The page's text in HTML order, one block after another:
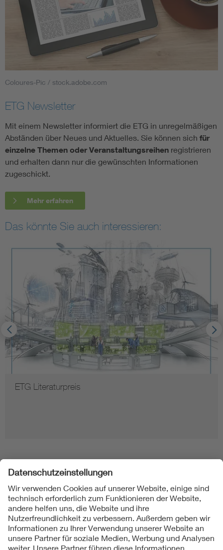
Coloures-Pic / stock.adobe.com
ETG Newsletter
Mit einem Newsletter informiert die ETG in unregelmäßigen
Abständen über Neues und Aktuelles. Sie können sich für
einzelne Themen oder Veranstaltungsreihen registrieren
und erhalten dann nur die gewünschten Informationen
zugeschickt.
Mehr erfahren
Das könnte Sie auch interessieren:
ETG Literaturpreis
Folgen Sie uns